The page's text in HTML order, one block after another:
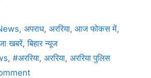
,अपराध,अररिया,आज फोकस में,
खबरें,बिहार न्यूज
,#अररिया,अररिया,अररिया पुलिस